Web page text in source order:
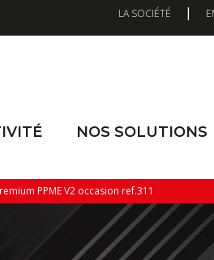
LA SOCIÉTÉ |
NOS SOLUTIONS
PPME V2 occasion ref.311